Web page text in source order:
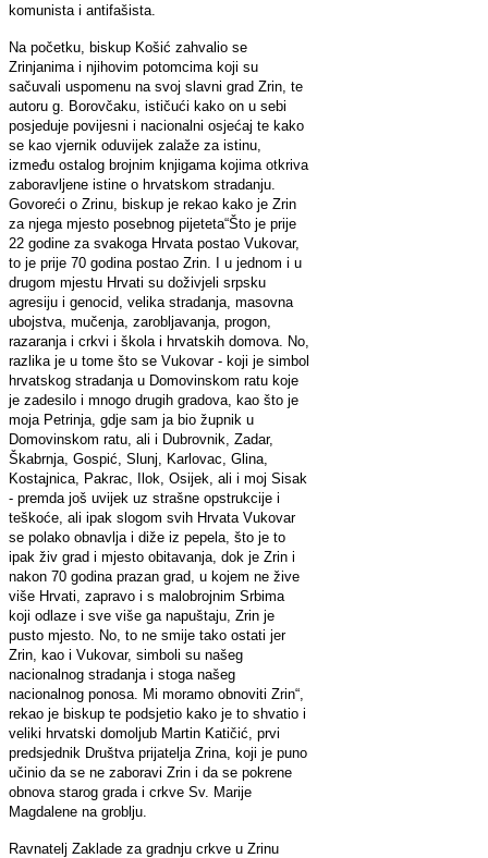
komunista i antifašista.
Na početku, biskup Košić zahvalio se
Zrinjanima i njihovim potomcima koji su
sačuvali uspomenu na svoj slavni grad Zrin, te
autoru g. Borovčaku, ističući kako on u sebi
posjeduje povijesni i nacionalni osjećaj te kako
se kao vjernik oduvijek zalaže za istinu,
između ostalog brojnim knjigama kojima otkriva
zaboravljene istine o hrvatskom stradanju.
Govoreći o Zrinu, biskup je rekao kako je Zrin
za njega mjesto posebnog pijeteta“Što je prije
22 godine za svakoga Hrvata postao Vukovar,
to je prije 70 godina postao Zrin. I u jednom i u
drugom mjestu Hrvati su doživjeli srpsku
agresiju i genocid, velika stradanja, masovna
ubojstva, mučenja, zarobljavanja, progon,
razaranja i crkvi i škola i hrvatskih domova. No,
razlika je u tome što se Vukovar - koji je simbol
hrvatskog stradanja u Domovinskom ratu koje
je zadesilo i mnogo drugih gradova, kao što je
moja Petrinja, gdje sam ja bio župnik u
Domovinskom ratu, ali i Dubrovnik, Zadar,
Škabrnja, Gospić, Slunj, Karlovac, Glina,
Kostajnica, Pakrac, Ilok, Osijek, ali i moj Sisak
- premda još uvijek uz strašne opstrukcije i
teškoće, ali ipak slogom svih Hrvata Vukovar
se polako obnavlja i diže iz pepela, što je to
ipak živ grad i mjesto obitavanja, dok je Zrin i
nakon 70 godina prazan grad, u kojem ne žive
više Hrvati, zapravo i s malobrojnim Srbima
koji odlaze i sve više ga napuštaju, Zrin je
pusto mjesto. No, to ne smije tako ostati jer
Zrin, kao i Vukovar, simboli su našeg
nacionalnog stradanja i stoga našeg
nacionalnog ponosa. Mi moramo obnoviti Zrin“,
rekao je biskup te podsjetio kako je to shvatio i
veliki hrvatski domoljub Martin Katičić, prvi
predsjednik Društva prijatelja Zrina, koji je puno
učinio da se ne zaboravi Zrin i da se pokrene
obnova starog grada i crkve Sv. Marije
Magdalene na groblju.
Ravnatelj Zaklade za gradnju crkve u Zrinu